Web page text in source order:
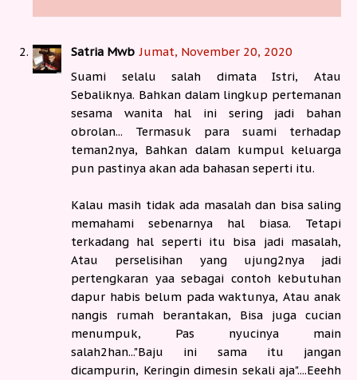
Satria Mwb Jumat, November 20, 2020
Suami selalu salah dimata Istri, Atau
Sebaliknya. Bahkan dalam lingkup pertemanan
sesama wanita hal ini sering jadi bahan
obrolan... Termasuk para suami terhadap
teman2nya, Bahkan dalam kumpul keluarga
pun pastinya akan ada bahasan seperti itu.
Kalau masih tidak ada masalah dan bisa saling
memahami sebenarnya hal biasa. Tetapi
terkadang hal seperti itu bisa jadi masalah,
Atau perselisihan yang ujung2nya jadi
pertengkaran yaa sebagai contoh kebutuhan
dapur habis belum pada waktunya, Atau anak
nangis rumah berantakan, Bisa juga cucian
menumpuk, Pas nyucinya main
salah2han..."Baju ini sama itu jangan
dicampurin, Keringin dimesin sekali aja"....Eeehh